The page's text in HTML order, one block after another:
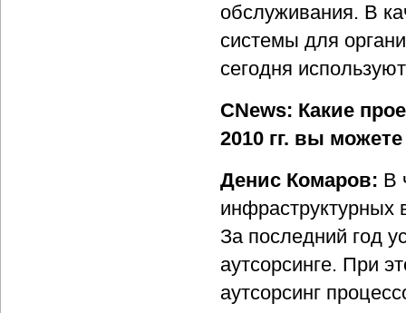
обслуживания. В
системы для
сегодня
CNews: Какие
2010 гг. вы
Денис Комаров: В
инфраструктурных
За последний год
аутсорсинге. При
аутсорсинг